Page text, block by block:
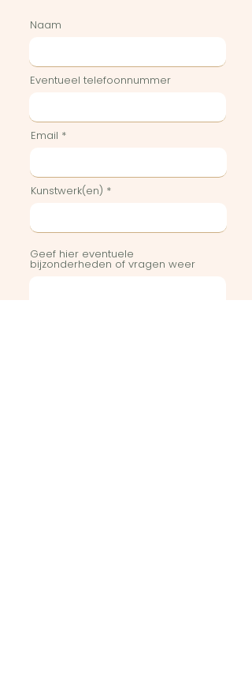
Naam
Eventueel telefoonnummer
Email
Kunstwerk(en)
Geef hier eventuele
bijzonderheden of vragen weer